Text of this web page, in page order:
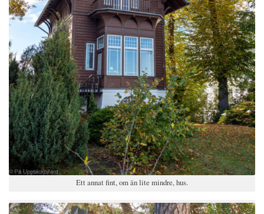
Ett annat fint, om än lite mindre, hus.